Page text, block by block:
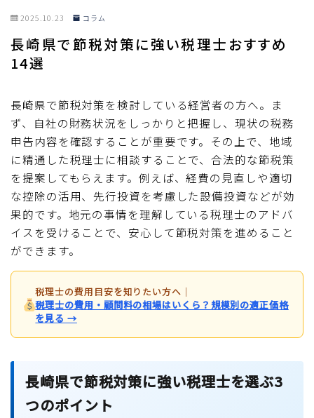
2025.10.23 コラム
長崎県で節税対策に強い税理士おすすめ
14選
長崎県で節税対策を検討している経営者の方へ。ま
ず、自社の財務状況をしっかりと把握し、現状の税務
申告内容を確認することが重要です。その上で、地域
に精通した税理士に相談することで、合法的な節税策
を提案してもらえます。例えば、経費の見直しや適切
な控除の活用、先行投資を考慮した設備投資などが効
果的です。地元の事情を理解している税理士のアドバ
イスを受けることで、安心して節税対策を進めること
ができます。
税理士の費用目安を知りたい方へ ｜
税理士の費用・顧問料の相場はいくら？規模別の適正価格
を見る →
長崎県で節税対策に強い税理士を選ぶ3
つのポイント